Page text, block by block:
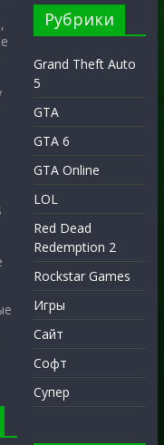
Рубрики
Grand Theft Auto
5
GTA
GTA 6
GTA Online
LOL
Red Dead
Redemption 2
Rockstar Games
Игры
Сайт
Софт
Супер